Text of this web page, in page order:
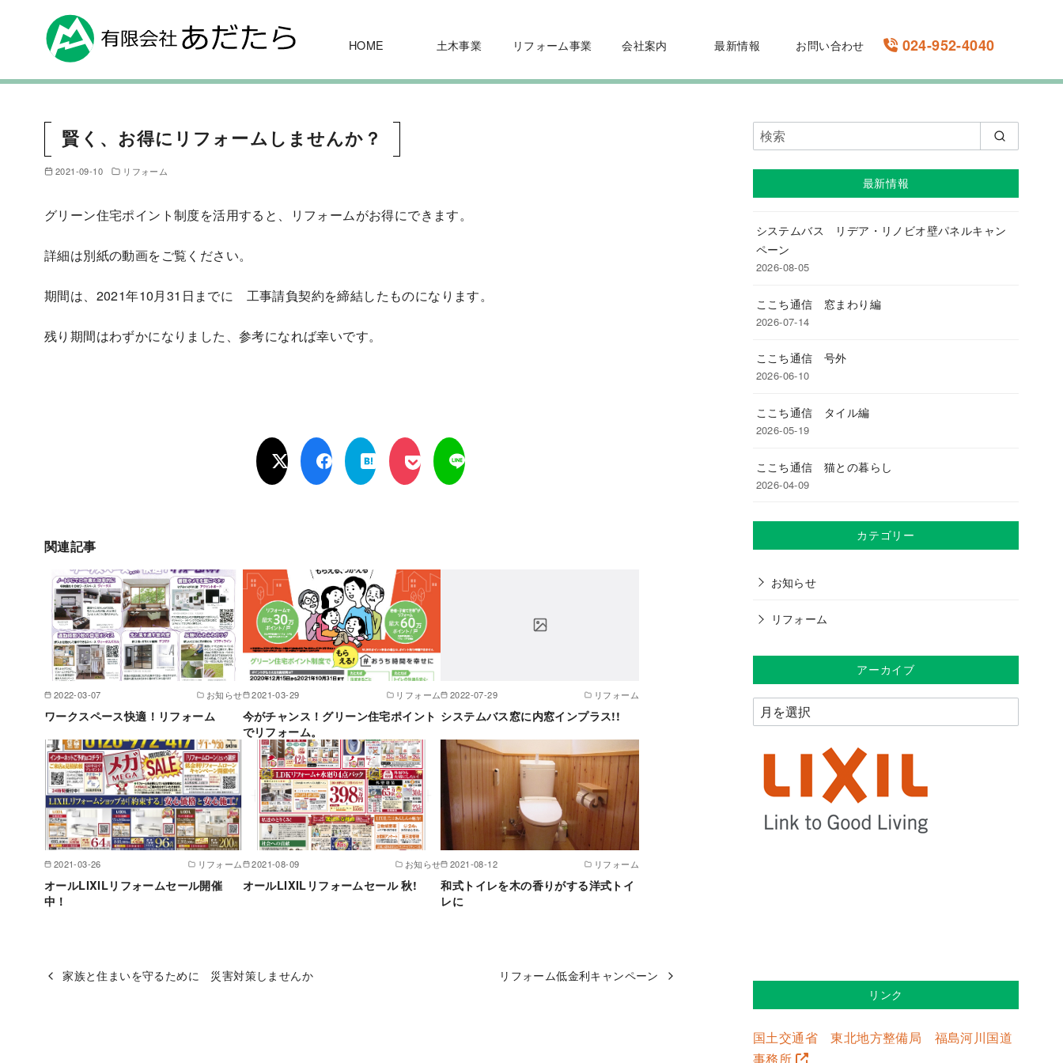
HOME 土木事業 リフォーム事業 会社案内 最新情報 お問い合わせ 024-952-4040
賢く、お得にリフォームしませんか？
2021-09-10 リフォーム
グリーン住宅ポイント制度を活用すると、リフォームがお得にできます。
詳細は別紙の動画をご覧ください。
期間は、2021年10月31日までに 工事請負契約を締結したものになります。
残り期間はわずかになりました、参考になれば幸いです。
関連記事
2022-03-07 お知らせ
ワークスペース快適！リフォーム
2021-03-29 リフォーム
今がチャンス！グリーン住宅ポイント
でリフォーム。
2022-07-29 リフォーム
システムバス窓に内窓インプラス!!
2021-03-26 リフォーム
オールLIXILリフォームセール開催
中！
2021-08-09 お知らせ
オールLIXILリフォームセール 秋!
2021-08-12 リフォーム
和式トイレを木の香りがする洋式トイ
レに
家族と住まいを守るために 災害対策しませんか リフォーム低金利キャンペーン
最新情報
システムバス リデア・リノビオ壁パネルキャン
ペーン
2026-08-05
ここち通信 窓まわり編
2026-07-14
ここち通信 号外
2026-06-10
ここち通信 タイル編
2026-05-19
ここち通信 猫との暮らし
2026-04-09
カテゴリー
お知らせ
リフォーム
アーカイブ
リンク
国土交通省 東北地方整備局 福島河川国道
事務所